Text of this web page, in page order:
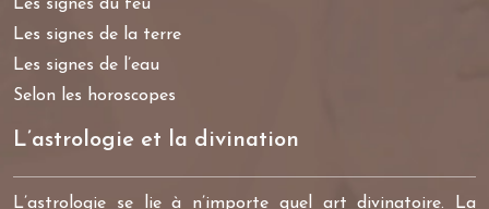
Les signes du feu
Les signes de la terre
Les signes de l’eau
Selon les horoscopes
L’astrologie et la divination
L’astrologie se lie à n’importe quel art divinatoire. La